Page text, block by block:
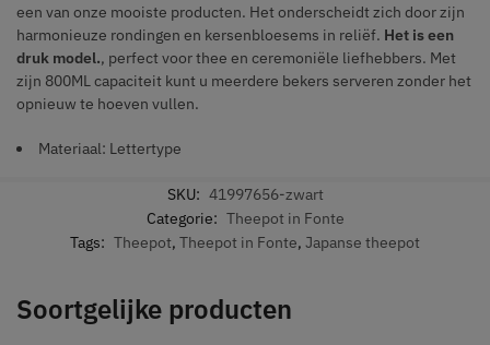
een van onze mooiste producten. Het onderscheidt zich door zijn
harmonieuze rondingen en kersenbloesems in reliëf. Het is een
druk model., perfect voor thee en ceremoniële liefhebbers. Met
zijn 800ML capaciteit kunt u meerdere bekers serveren zonder het
opnieuw te hoeven vullen.
Materiaal: Lettertype
SKU: 41997656-zwart
Categorie: Theepot in Fonte
Tags: Theepot, Theepot in Fonte, Japanse theepot
Soortgelijke producten